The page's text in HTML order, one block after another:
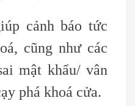
cảnh báo tức
cũng như các
mật khẩu/ vân
phá khoá cửa.